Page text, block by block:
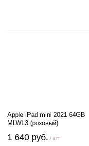
Apple iPad mini 2021 64GB
MLWL3 (розовый)
1 640 руб. / шт